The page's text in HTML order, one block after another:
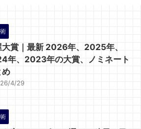
大賞｜最新 2026年、2025年、
年、2023年の大賞、ノミネート
め
4/29